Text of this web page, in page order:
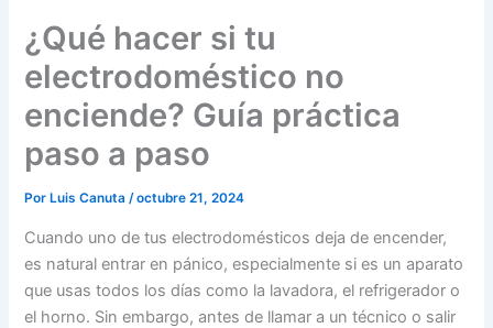
¿Qué hacer si tu
electrodoméstico no
enciende? Guía práctica
paso a paso
Por Luis Canuta/octubre 21, 2024
Cuando uno de tus electrodomésticos deja de encender,
es natural entrar en pánico, especialmente si es un aparato
que usas todos los días como la lavadora, el refrigerador o
el horno. Sin embargo, antes de llamar a un técnico o salir